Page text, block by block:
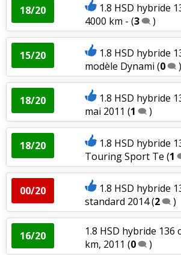
18/20
1.8 HSD hybride
4000 km - (3 )
15/20
1.8 HSD hybride
modèle Dynami (0 )
18/20
1.8 HSD hybride
mai 2011 (1 )
18/20
1.8 HSD hybride
Touring Sport Te (1
00/20
1.8 HSD hybride
standard 2014(2 )
16/20
1.8 HSD hybride 136
km, 2011 (0 )